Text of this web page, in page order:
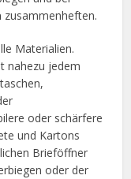
Materialien.
nahezu jedem
oder schärfere
und Kartons
Brieföffner
oder der